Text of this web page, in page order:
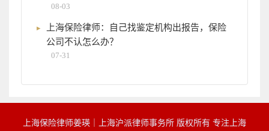
08-03
上海保险律师：自己找鉴定机构出报告，保险
公司不认怎么办？
07-31
上海保险律师姜瑛｜上海沪派律师事务所 版权所有 专注上海